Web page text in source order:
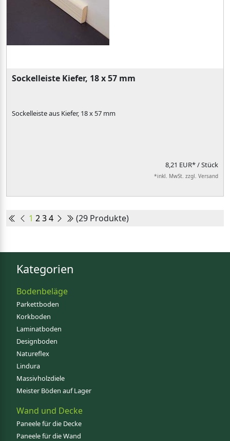
Sockelleiste Kiefer, 18 x 57 mm
Sockelleiste aus Kiefer, 18 x 57 mm
8,21 EUR*/ Stück
*inkl. MwSt. zzgl. Versand
1 234 (29 Produkte)
Kategorien
Bodenbeläge
Parkettboden
Korkboden
Laminatboden
Designboden
Natureflex
Lindura
Massivholzdiele
Meister Böden auf Lager
Wand und Decke
Paneele für die Decke
Paneele für die Wand